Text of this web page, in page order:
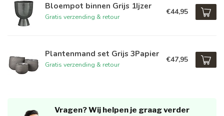
Bloempot binnen Grijs 1Ijzer
Gratis verzending & retour
€44,95
Plantenmand set Grijs 3Papier
Gratis verzending & retour
€47,95
Vragen? Wij helpen je graag verder